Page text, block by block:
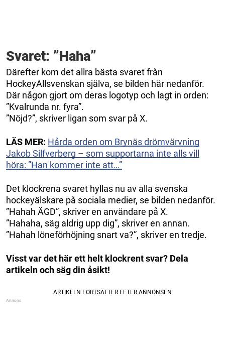
Svaret: ”Haha”
Därefter kom det allra bästa svaret från
HockeyAllsvenskan själva, se bilden här nedanför.
Där någon gjort om deras logotyp och lagt in orden:
”Kvalrunda nr. fyra”.
”Nöjd?”, skriver ligan som svar på X.
LÄS MER: Hårda orden om Brynäs drömvärvning
Jakob Silfverberg – som supportarna inte alls vill
höra: ”Han kommer inte att…”
Det klockrena svaret hyllas nu av alla svenska
hockeyälskare på sociala medier, se bilden nedanför.
”Hahah ÄGD”, skriver en användare på X.
”Hahaha, säg aldrig upp dig”, skriver en annan.
”Hahah löneförhöjning snart va?”, skriver en tredje.
Visst var det här ett helt klockrent svar? Dela
artikeln och säg din åsikt!